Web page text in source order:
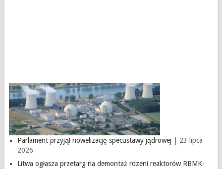
Parlament przyjął nowelizację specustawy jądrowej | 23 lipca
2026
Litwa ogłasza przetarg na demontaż rdzeni reaktorów RBMK-